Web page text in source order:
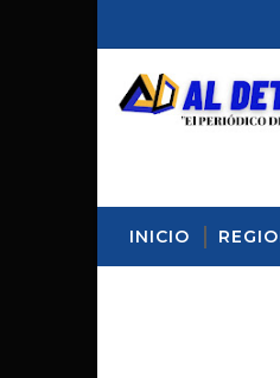
INICIO